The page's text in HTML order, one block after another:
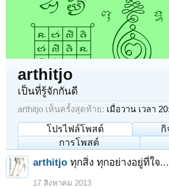
arthitjo
เป็นที่รู้จักกันดี
arthitjo เห็นครั้งสุดท้าย: เมื่อวาน เวลา
โปรไฟล์โพสต์
กิ
การโพสต์
arthitjo ทุกสิ่ง ทุกอย่างอยู่ที่ใจ
17 สิงหาคม 2013